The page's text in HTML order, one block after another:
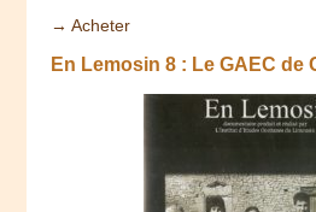
→ Acheter
En Lemosin 8 : Le GAEC de